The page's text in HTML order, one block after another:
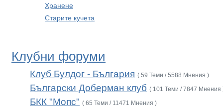
Хранене
Старите кучета
Клубни форуми
Клуб Булдог - България ( 59 Теми / 5588 Мнения )
Български Доберман клуб ( 101 Теми / 7847 Мнения
БКК "Мопс" ( 65 Теми / 11471 Мнения )